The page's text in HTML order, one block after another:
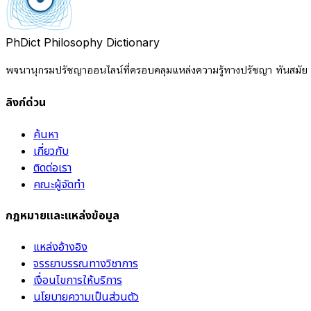
PhDict Philosophy Dictionary
พจนานุกรมปรัชญาออนไลน์ที่ครอบคลุมแหล่งความรู้ทางปรัชญา ทันสมัย
ลิงก์ด่วน
ค้นหา
เกี่ยวกับ
ติดต่อเรา
คณะผู้จัดทำ
กฎหมายและแหล่งข้อมูล
แหล่งอ้างอิง
จรรยาบรรณทางวิชาการ
เงื่อนไขการให้บริการ
นโยบายความเป็นส่วนตัว